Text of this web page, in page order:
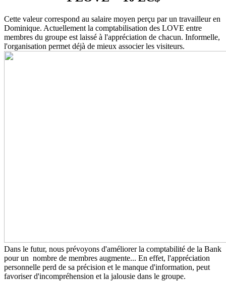
Cette valeur correspond au salaire moyen perçu par un travailleur en
Dominique. Actuellement la comptabilisation des LOVE entre
membres du groupe est laissé à l'appréciation de chacun. Informelle,
l'organisation permet déjà de mieux associer les visiteurs.
Dans le futur, nous prévoyons d'améliorer la comptabilité de la Bank
pour un nombre de membres augmente... En effet, l'appréciation
personnelle perd de sa précision et le manque d'information, peut
favoriser d'incompréhension et la jalousie dans le groupe.